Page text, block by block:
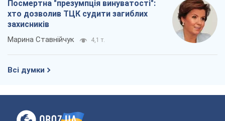
Посмертна "презумпція винуватості":
хто дозволив ТЦК судити загиблих
захисників
Марина Ставнійчук 4,1 т.
Всі думки